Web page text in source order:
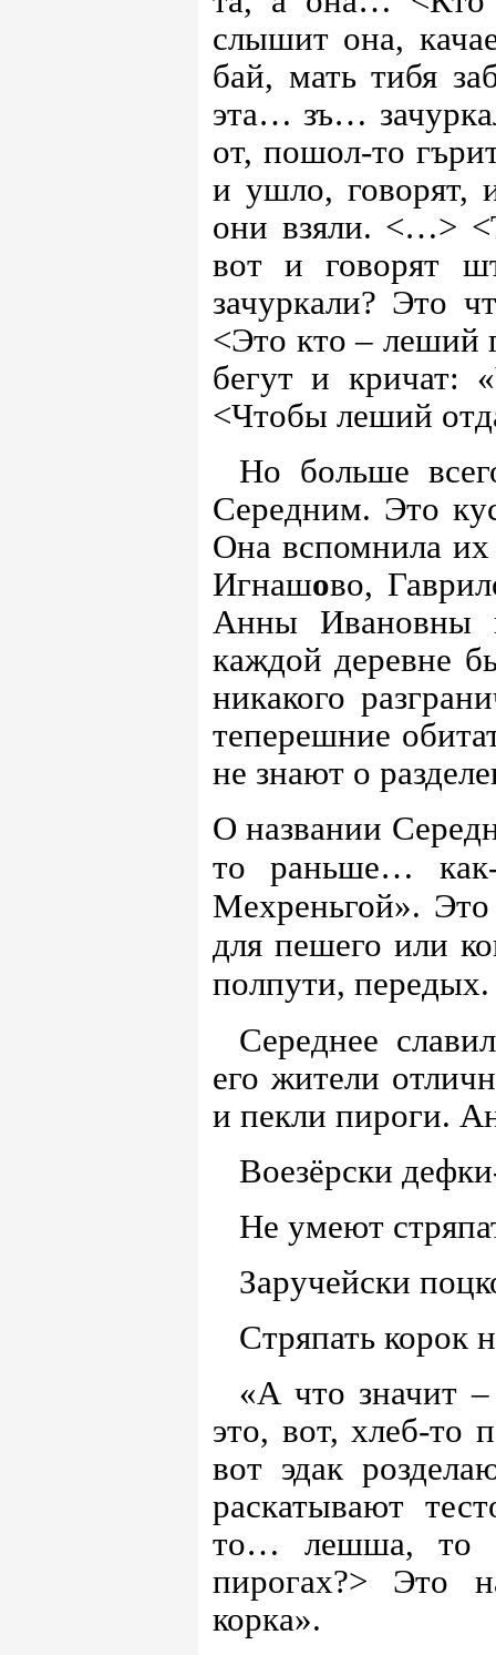
слышит она,
бай, мать тибя
эта… зъ…
от, пошол-то
и ушло, говорят,
они взяли. <…>
вот и говорят
зачуркали? Это
<Это кто – леший
бегут и
<Чтобы леший
Но больше
Середним. Это
Она вспомнила их
Игнашово,
Анны Ивановны
каждой деревне
никакого
теперешние
не знают о
О названии
то раньше…
Мехреньгой».
для пешего или
полпути, передых.
Середнее
его жители
и пекли пироги.
Воезёрски
Не умеют
Заручейски
Стряпать корок
«А что значит
это, вот, хлеб-то
вот эдак
раскатывают
то… лешша, то
пирогах?> Это
корка».